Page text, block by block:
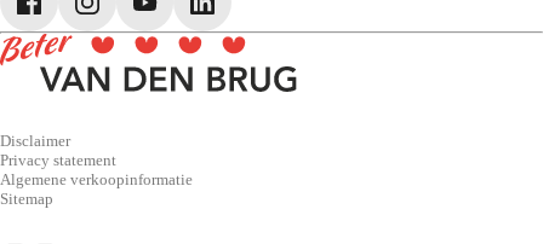
Disclaimer
Privacy statement
Algemene verkoopinformatie
Sitemap